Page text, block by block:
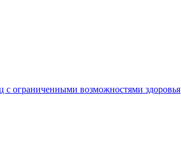
с ограниченными возможностями здоровья